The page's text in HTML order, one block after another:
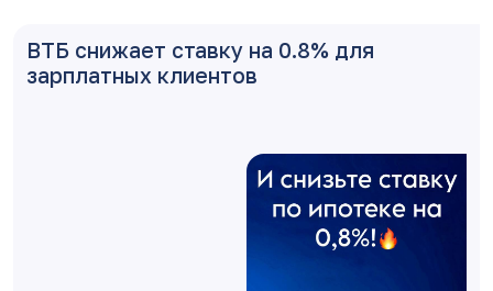
ВТБ снижает ставку на 0.8% для
зарплатных клиентов